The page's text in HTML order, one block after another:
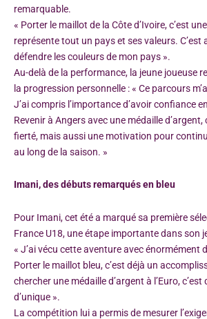
remarquable.
« Porter le maillot de la Côte d’Ivoire, c’est
représente tout un pays et ses valeurs. C’est
défendre les couleurs de mon pays ».
Au-delà de la performance, la jeune joueuse
la progression personnelle : « Ce parcours
J’ai compris l’importance d’avoir confiance
Revenir à Angers avec une médaille d’argent,
fierté, mais aussi une motivation pour
au long de la saison. »
Imani, des débuts remarqués en bleu
Pour Imani, cet été a marqué sa première
France U18, une étape importante dans son
« J’ai vécu cette aventure avec énormément
Porter le maillot bleu, c’est déjà un
chercher une médaille d’argent à l’Euro,
d’unique ».
La compétition lui a permis de mesurer